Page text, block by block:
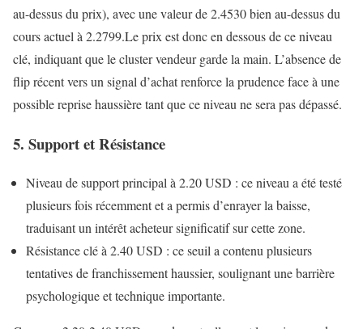
au-dessus du prix), avec une valeur de 2.4530 bien au-dessus du
cours actuel à 2.2799.Le prix est donc en dessous de ce niveau
clé, indiquant que le cluster vendeur garde la main. L’absence de
flip récent vers un signal d’achat renforce la prudence face à une
possible reprise haussière tant que ce niveau ne sera pas dépassé.
5. Support et Résistance
Niveau de support principal à 2.20 USD : ce niveau a été testé
plusieurs fois récemment et a permis d’enrayer la baisse,
traduisant un intérêt acheteur significatif sur cette zone.
Résistance clé à 2.40 USD : ce seuil a contenu plusieurs
tentatives de franchissement haussier, soulignant une barrière
psychologique et technique importante.